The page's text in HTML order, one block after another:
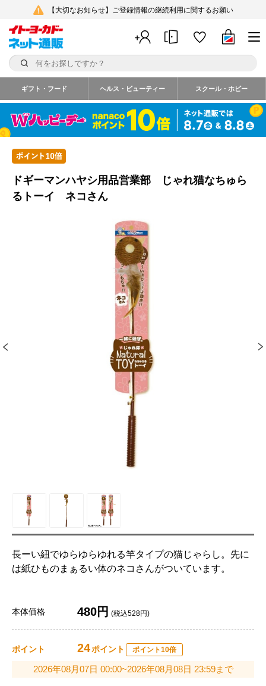
【大切なお知らせ】ご登録情報の継続利用に関するお願い
ギフト・フード ヘルス・ビューティー スクール・ホビー
ドギーマンハヤシ用品営業部 じゃれ猫なちゅら
るトーイ ネコさん
長ーい紐でゆらゆらゆれる竿タイプの猫じゃらし。先に
は紙ひものまぁるい体のネコさんがついています。
本体価格 480円 (税込528円)
ポイント 24ポイント ポイント10倍
2026年08月07日 00:00~2026年08月08日 23:59まで